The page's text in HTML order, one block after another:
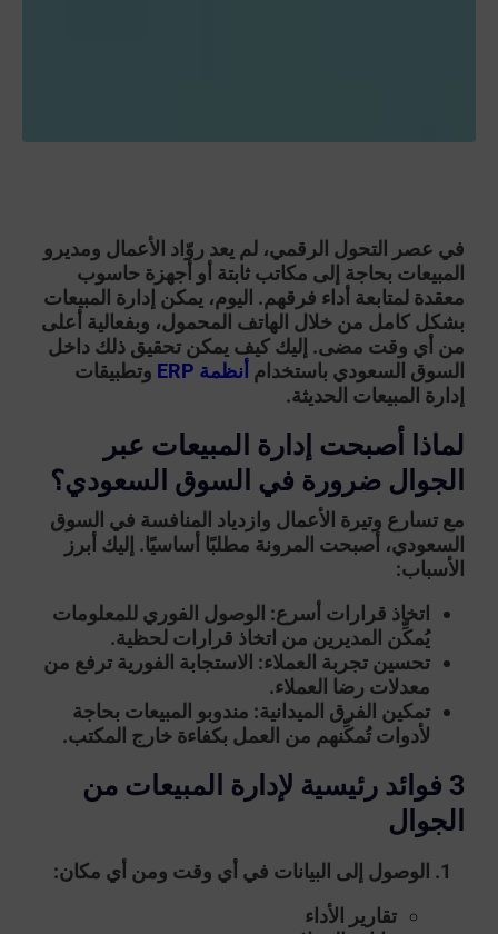
في عصر التحول الرقمي، لم يعد روّاد الأعمال ومديرو
المبيعات بحاجة إلى مكاتب ثابتة أو أجهزة حاسوب
معقدة لمتابعة أداء فرقهم. اليوم، يمكن إدارة المبيعات
بشكل كامل من خلال الهاتف المحمول، وبفعالية أعلى
من أي وقت مضى. إليك كيف يمكن تحقيق ذلك داخل
السوق السعودي باستخدام أنظمة ERP
وتطبيقات
إدارة المبيعات الحديثة.
لماذا أصبحت إدارة المبيعات عبر
الجوال ضرورة في السوق السعودي؟
مع تسارع وتيرة الأعمال وازدياد المنافسة في السوق
السعودي، أصبحت المرونة مطلبًا أساسيًا. إليك أبرز
الأسباب:
اتخاذ قرارات أسرع: الوصول الفوري للمعلومات
يُمكِّن المديرين من اتخاذ قرارات لحظية.
تحسين تجربة العملاء: الاستجابة الفورية ترفع من
معدلات رضا العملاء.
تمكين الفرق الميدانية: مندوبو المبيعات بحاجة
لأدوات تُمكِّنهم من العمل بكفاءة خارج المكتب.
3 فوائد رئيسية لإدارة المبيعات من
الجوال
الوصول إلى البيانات في أي وقت ومن أي مكان:
تقارير الأداء